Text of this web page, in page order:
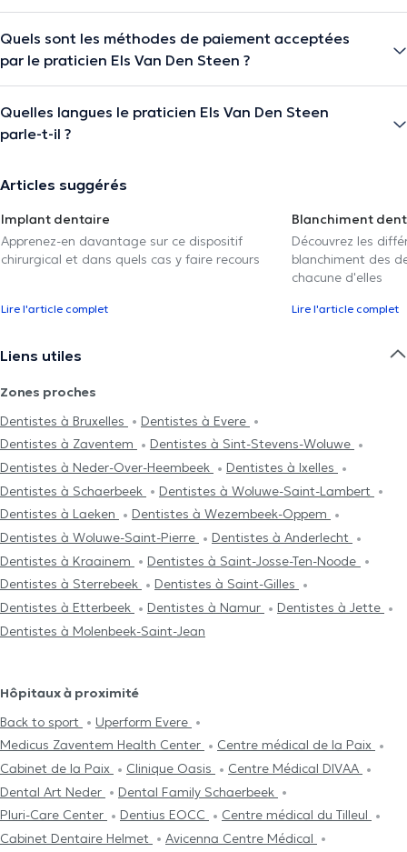
Quels sont les méthodes de paiement acceptées
par le praticien Els Van Den Steen ?
Quelles langues le praticien Els Van Den Steen
parle-t-il ?
Articles suggérés
Implant dentaire
Apprenez-en davantage sur ce dispositif
chirurgical et dans quels cas y faire recours
Lire l'article complet
Blanchiment
Découvrez les
blanchiment des
chacune d'elles
Lire l'article complet
Liens utiles
Zones proches
Dentistes à Bruxelles
Dentistes à Evere
Dentistes à Zaventem
Dentistes à Sint-Stevens-Woluwe
Dentistes à Neder-Over-Heembeek
Dentistes à Ixelles
Dentistes à Schaerbeek
Dentistes à Woluwe-Saint-Lambert
Dentistes à Laeken
Dentistes à Wezembeek-Oppem
Dentistes à Woluwe-Saint-Pierre
Dentistes à Anderlecht
Dentistes à Kraainem
Dentistes à Saint-Josse-Ten-Noode
Dentistes à Sterrebeek
Dentistes à Saint-Gilles
Dentistes à Etterbeek
Dentistes à Namur
Dentistes à Jette
Dentistes à Molenbeek-Saint-Jean
Hôpitaux à proximité
Back to sport
Uperform Evere
Medicus Zaventem Health Center
Centre médical de la Paix
Cabinet de la Paix
Clinique Oasis
Centre Médical DIVAA
Dental Art Neder
Dental Family Schaerbeek
Pluri-Care Center
Dentius EOCC
Centre médical du Tilleul
Cabinet Dentaire Helmet
Avicenna Centre Médical